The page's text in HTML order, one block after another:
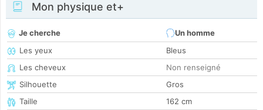
Mon physique et+
Je cherche
Un homme
Les yeux
Bleus
Les cheveux
Non renseigné
Silhouette
Gros
Taille
162 cm